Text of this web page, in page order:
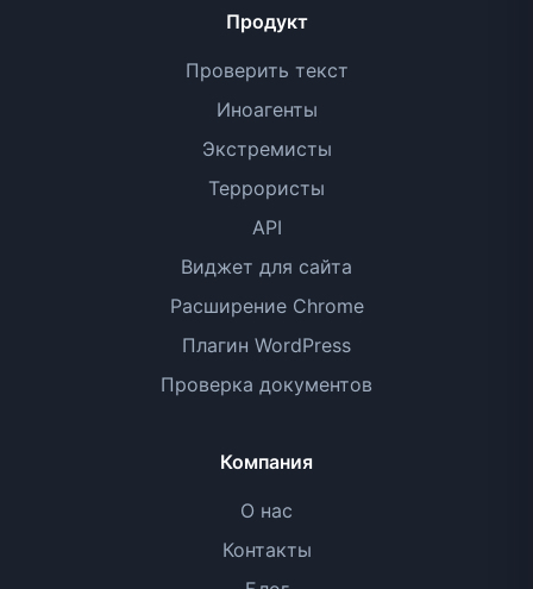
Продукт
Проверить текст
Иноагенты
Экстремисты
Террористы
API
Виджет для сайта
Расширение Chrome
Плагин WordPress
Проверка документов
Компания
О нас
Контакты